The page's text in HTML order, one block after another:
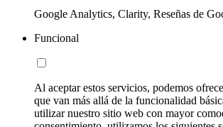
Google Analytics, Clarity, Reseñas de
Funcional
Al aceptar estos servicios, podemos
que van más allá de la funcionalidad
utilizar nuestro sitio web con mayor